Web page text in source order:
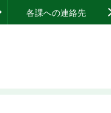
各課への連絡先